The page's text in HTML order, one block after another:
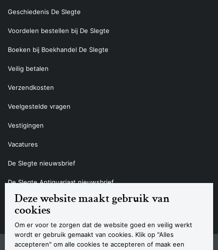
Deze website maakt gebruik van
cookies
Om er voor te zorgen dat de website goed en veilig werkt
wordt er gebruik gemaakt van cookies. Klik op "Alles
accepteren" om alle cookies te accepteren of maak een
Geschiedenis De Slegte
Voordelen bestellen bij De Slegte
Boeken bij Boekhandel De Slegte
Veilig betalen
Verzendkosten
Veelgestelde vragen
Vestigingen
Vacatures
De Slegte nieuwsbrief
De Slegte Antiquariaat nieuwsbrief
Contact
SitemapPrivacyverklaring CookieverklaringAlgemene voorwaardenDisclaimer